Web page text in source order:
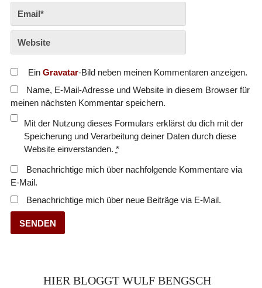
Ein Gravatar-Bild neben meinen Kommentaren anzeigen.
Name, E-Mail-Adresse und Website in diesem Browser für
meinen nächsten Kommentar speichern.
Mit der Nutzung dieses Formulars erklärst du dich mit der
Speicherung und Verarbeitung deiner Daten durch diese
Website einverstanden. *
Benachrichtige mich über nachfolgende Kommentare via
E-Mail.
Benachrichtige mich über neue Beiträge via E-Mail.
HIER BLOGGT WULF BENGSCH